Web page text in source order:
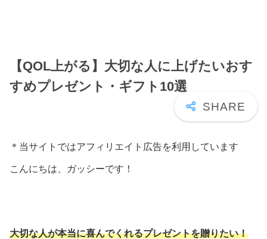
【QOL上がる】大切な人に上げたいおす
すめプレゼント・ギフト10選
＊当サイトではアフィリエイト広告を利用しています
こんにちは、ガッシーです！
大切な人が本当に喜んでくれるプレゼントを贈りたい！